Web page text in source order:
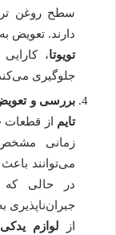
سطح روغن
دارند. تعویض
تویوتا،
جلوگیری
بررسی و
تایم از قطعات
زمانی
می‌توانند
در حالی
جبران‌ناپذیری
از لوازم